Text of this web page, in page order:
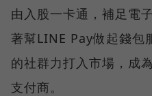
由入股一卡通，補足電
著幫LINE Pay做起錢包
的社群力打入市場，成
支付商。